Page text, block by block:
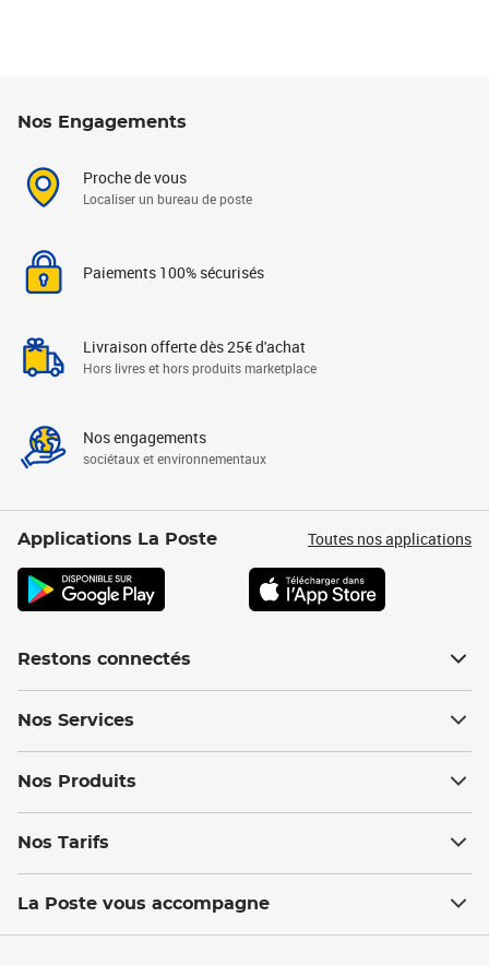
Nos Engagements
Proche de vous
Localiser un bureau de poste
Paiements 100% sécurisés
Livraison offerte dès 25€ d'achat
Hors livres et hors produits marketplace
Nos engagements
sociétaux et environnementaux
Applications La Poste Toutes nos applications
Restons connectés
Nos Services
Nos Produits
Nos Tarifs
La Poste vous accompagne